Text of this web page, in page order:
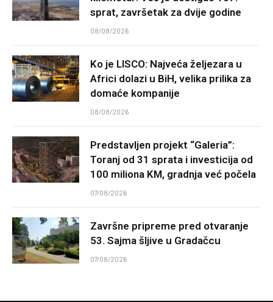
sprat, završetak za dvije godine
08/08/2026
Ko je LISCO: Najveća željezara u
Africi dolazi u BiH, velika prilika za
domaće kompanije
08/08/2026
Predstavljen projekt “Galeria”:
Toranj od 31 sprata i investicija od
100 miliona KM, gradnja već počela
07/08/2026
Završne pripreme pred otvaranje
53. Sajma šljive u Gradačcu
07/08/2026